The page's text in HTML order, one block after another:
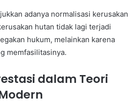
adanya normalisasi kerusakan
hutan tidak lagi terjadi
hukum, melainkan karena
memfasilitasinya.
dalam Teori